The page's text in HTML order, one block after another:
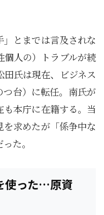
とまでは言及されな
人の）トラブルが続
氏は現在、ビジネス
台）に転任。南氏が
本庁に在籍する。当
求めたが「係争中な
た。
使った…原資